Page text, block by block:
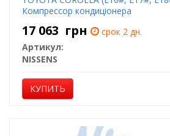
Компрессор кондиціонера
17 063 грн
срок 2 дн.
Артикул:
NISSENS
КУПИТЬ